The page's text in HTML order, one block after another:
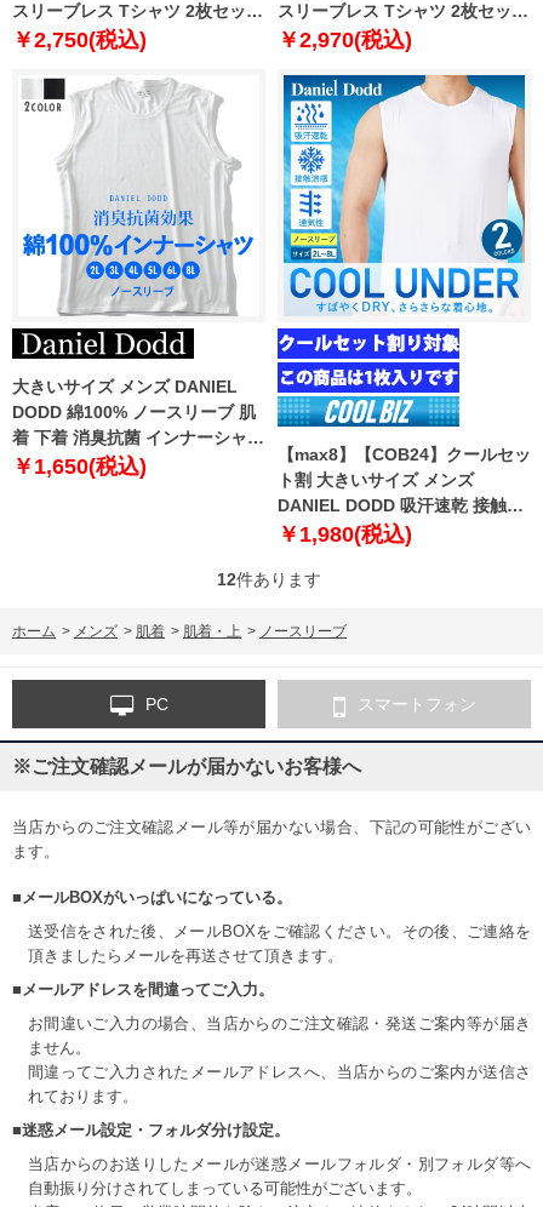
スリーブレス Tシャツ 2枚セット
肌着 下着 nb200b2p
￥2,750(税込)
スリーブレス Tシャツ 2枚セット
肌着 下着 nb200b2p-b
￥2,970(税込)
大きいサイズ メンズ DANIEL
DODD 綿100% ノースリーブ 肌
着 下着 消臭抗菌 インナーシャツ
azu-2252
￥1,650(税込)
【max8】【COB24】クールセッ
ト割 大きいサイズ メンズ
DANIEL DODD 吸汗速乾 接触涼
感 クルーネック ノースリーブ ク
1枚入り azu-2102
￥1,980(税込)
12件あります
ホーム > メンズ > 肌着 > 肌着・上 > ノースリーブ
PC スマートフォン
※ご注文確認メールが届かないお客様へ
当店からのご注文確認メール等が届かない場合、下記の可能性がござい
ます。
■メールBOXがいっぱいになっている。
送受信をされた後、メールBOXをご確認ください。その後、ご連絡を
頂きましたらメールを再送させて頂きます。
■メールアドレスを間違ってご入力。
お間違いご入力の場合、当店からのご注文確認・発送ご案内等が届き
ません。
間違ってご入力されたメールアドレスへ、当店からのご案内が送信さ
れております。
■迷惑メール設定・フォルダ分け設定。
当店からのお送りしたメールが迷惑メールフォルダ・別フォルダ等へ
自動振り分けされてしまっている可能性がございます。